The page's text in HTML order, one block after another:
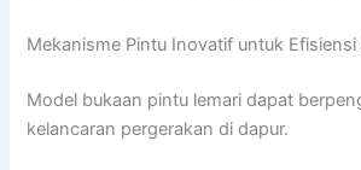
Mekanisme Pintu Inovatif untuk Efisiensi
Model bukaan pintu lemari dapat
kelancaran pergerakan di dapur.